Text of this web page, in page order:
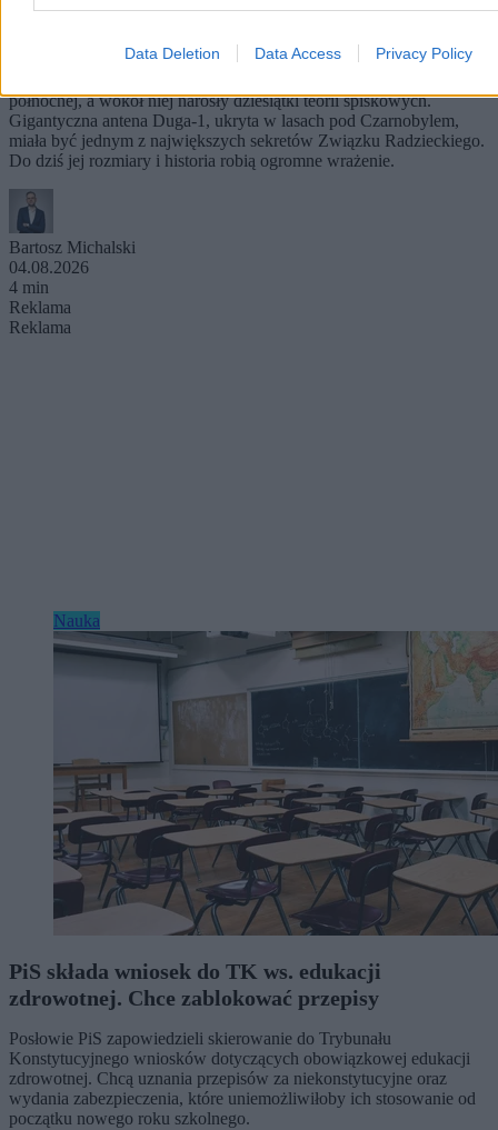
Data Deletion Data Access Privacy Policy
„Rosyjski dzięcioł” z Czarnobyla. Historia jednej
z największych tajemnic ZSRR
północnej, a wokół niej narosły dziesiątki teorii spiskowych.
Gigantyczna antena Duga-1, ukryta w lasach pod Czarnobylem,
miała być jednym z największych sekretów Związku Radzieckiego.
Do dziś jej rozmiary i historia robią ogromne wrażenie.
Bartosz Michalski
04.08.2026
4 min
Reklama
Reklama
Nauka
PiS składa wniosek do TK ws. edukacji
zdrowotnej. Chce zablokować przepisy
Posłowie PiS zapowiedzieli skierowanie do Trybunału
Konstytucyjnego wniosków dotyczących obowiązkowej edukacji
zdrowotnej. Chcą uznania przepisów za niekonstytucyjne oraz
wydania zabezpieczenia, które uniemożliwiłoby ich stosowanie od
początku nowego roku szkolnego.